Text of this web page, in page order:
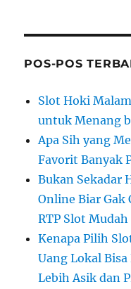
POS-POS
Slot Hoki
untuk Menang
Apa Sih yang
Favorit Banyak
Bukan Sekadar
Online Biar Gak
RTP Slot
Kenapa Pilih
Uang Lokal
Lebih Asik dan